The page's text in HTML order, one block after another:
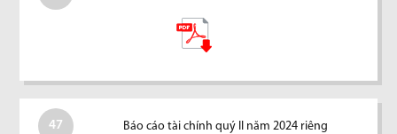
47 Báo cáo tài chính quý II năm 2024 riêng